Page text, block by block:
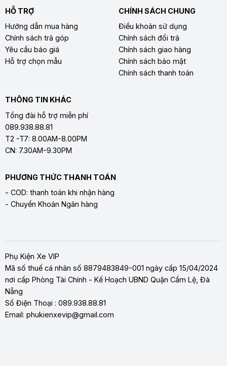
HỖ TRỢ
Hướng dẫn mua hàng
Chính sách trả góp
Yêu cầu báo giá
Hỗ trợ chọn mẫu
CHÍNH SÁCH CHUNG
Điều khoản sử dụng
Chính sách đổi trả
Chính sách giao hàng
Chính sách bảo mật
Chính sách thanh toán
THÔNG TIN KHÁC
Tổng đài hỗ trợ miễn phí
089.938.88.81
T2 -T7: 8.00AM-8.00PM
CN: 7.30AM-9.30PM
PHƯƠNG THỨC THANH TOÁN
- COD: thanh toán khi nhận hàng
- Chuyển Khoản Ngân hàng
Phụ Kiện Xe VIP
Mã số thuế cá nhân số 8879483849-001 ngày cấp 15/04/2024
nơi cấp Phòng Tài Chính - Kế Hoạch UBND Quận Cẩm Lệ, Đà
Nẵng
Số Điện Thoại : 089.938.88.81
Email: phukienxevip@gmail.com